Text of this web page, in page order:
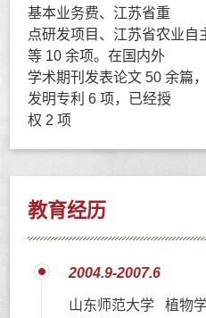
基本业务费、江苏省重
点研发项目、江苏省农业自
等 10 余项。在国内外
学术期刊发表论文 50 余篇
发明专利 6 项，已经授
权 2 项
教育经历
2004.9-2007.6
山东师范大学 植物